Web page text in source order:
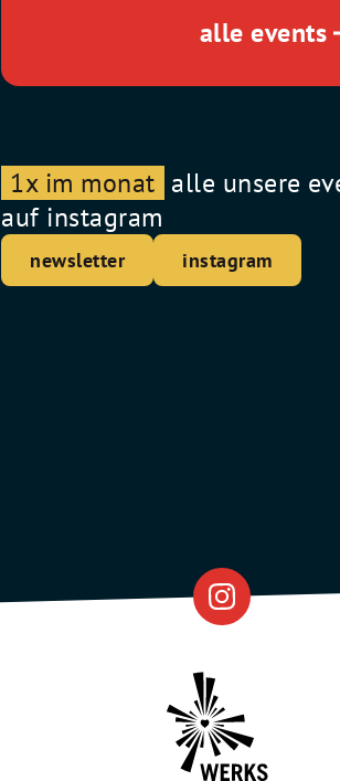
alle events
1x im monat alle unsere
auf instagram
newsletter instagram